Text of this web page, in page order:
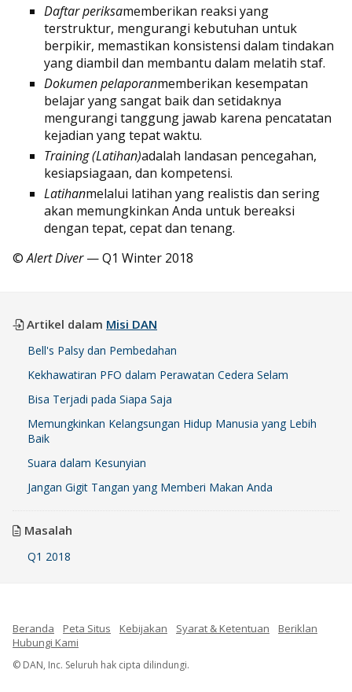
Daftar periksamemberikan reaksi yang
terstruktur, mengurangi kebutuhan untuk
berpikir, memastikan konsistensi dalam tindakan
yang diambil dan membantu dalam melatih staf.
Dokumen pelaporanmemberikan kesempatan
belajar yang sangat baik dan setidaknya
mengurangi tanggung jawab karena pencatatan
kejadian yang tepat waktu.
Training (Latihan)adalah landasan pencegahan,
kesiapsiagaan, dan kompetensi.
Latihanmelalui latihan yang realistis dan sering
akan memungkinkan Anda untuk bereaksi
dengan tepat, cepat dan tenang.
©Alert Diver— Q1 Winter 2018
Artikel dalam Misi DAN
Bell's Palsy dan Pembedahan
Kekhawatiran PFO dalam Perawatan Cedera Selam
Bisa Terjadi pada Siapa Saja
Memungkinkan Kelangsungan Hidup Manusia yang Lebih
Baik
Suara dalam Kesunyian
Jangan Gigit Tangan yang Memberi Makan Anda
Masalah
Q1 2018
Beranda Peta Situs Kebijakan Syarat & Ketentuan
Beriklan
Hubungi Kami
© DAN, Inc. Seluruh hak cipta dilindungi.